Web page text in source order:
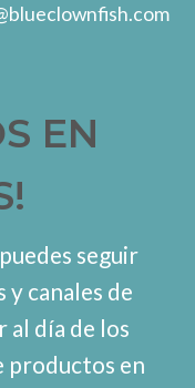
EN
seguir
y canales de
al día de los
productos en